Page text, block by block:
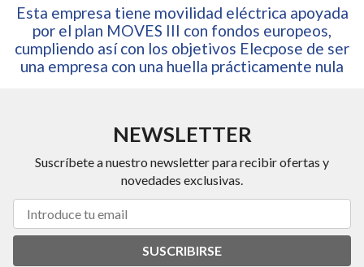
Esta empresa tiene movilidad eléctrica apoyada
por el plan MOVES III con fondos europeos,
cumpliendo así con los objetivos Elecpose de ser
una empresa con una huella prácticamente nula
NEWSLETTER
Suscríbete a nuestro newsletter para recibir ofertas y
novedades exclusivas.
SUSCRIBIRSE